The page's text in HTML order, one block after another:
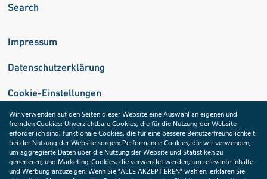
Search
Impressum
Datenschutzerklärung
Cookie-Einstellungen
Medizininformatik-Initiative
Wir verwenden auf den Seiten dieser Website eine Auswahl an eigenen und
fremden Cookies: Unverzichtbare Cookies, die für die Nutzung der Website
erforderlich sind; funktionale Cookies, die für eine bessere Benutzerfreundlichkeit
bei der Nutzung der Website sorgen; Performance-Cookies, die wir verwenden,
um aggregierte Daten über die Nutzung der Website und Statistiken zu
generieren; und Marketing-Cookies, die verwendet werden, um relevante Inhalte
und Werbung anzuzeigen. Wenn Sie "ALLE AKZEPTIEREN" wählen, erklären Sie